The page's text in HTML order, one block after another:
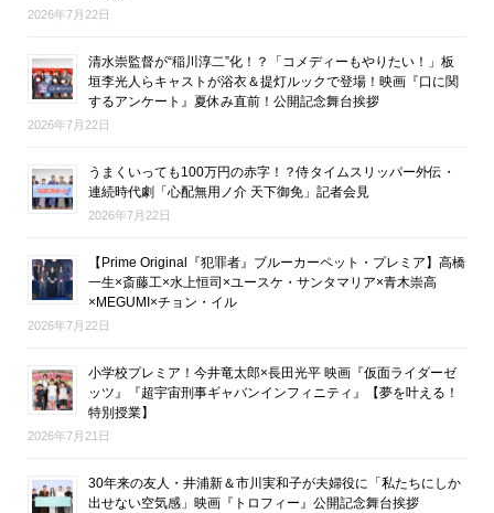
2026年7月22日
清水崇監督が“稲川淳二”化！？「コメディーもやりたい！」板
垣李光人らキャストが浴衣＆提灯ルックで登場！映画『口に関
するアンケート』夏休み直前！公開記念舞台挨拶
2026年7月22日
うまくいっても100万円の赤字！？侍タイムスリッパー外伝・
連続時代劇「心配無用ノ介 天下御免」記者会見
2026年7月22日
【Prime Original『犯罪者』ブルーカーペット・プレミア】高橋
一生×斎藤工×水上恒司×ユースケ・サンタマリア×青木崇高
×MEGUMI×チョン・イル
2026年7月22日
小学校プレミア！今井竜太郎×長田光平 映画『仮面ライダーゼ
ッツ』『超宇宙刑事ギャバンインフィニティ』【夢を叶える！
特別授業】
2026年7月21日
30年来の友人・井浦新＆市川実和子が夫婦役に「私たちにしか
出せない空気感」映画『トロフィー』公開記念舞台挨拶